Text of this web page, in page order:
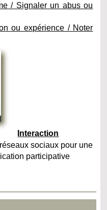
/ Signaler un abus ou
ou expérience / Noter
Interaction
sociaux pour une
participative